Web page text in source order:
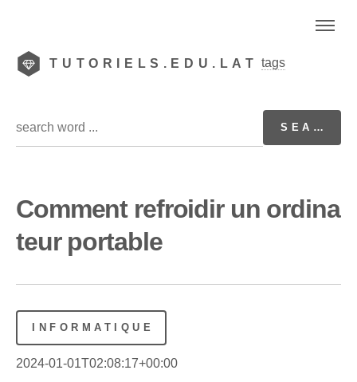
TUTORIELS.EDU.LAT tags
Comment refroidir un ordina
teur portable
INFORMATIQUE
2024-01-01T02:08:17+00:00